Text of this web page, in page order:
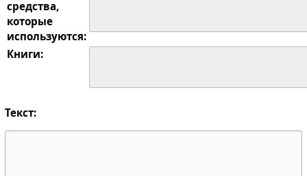
средства,
которые
используются:
Книги:
Текст: